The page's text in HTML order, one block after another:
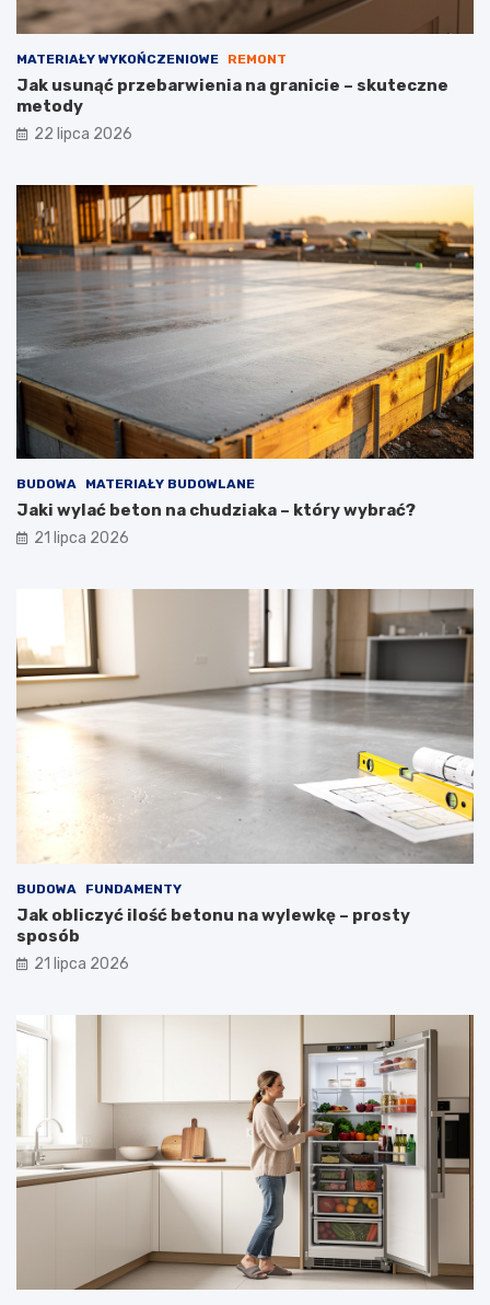
MATERIAŁY WYKOŃCZENIOWE REMONT
Jak usunąć przebarwienia na granicie – skuteczne
metody
22 lipca 2026
BUDOWA MATERIAŁY BUDOWLANE
Jaki wylać beton na chudziaka – który wybrać?
21 lipca 2026
BUDOWA FUNDAMENTY
Jak obliczyć ilość betonu na wylewkę – prosty
sposób
21 lipca 2026